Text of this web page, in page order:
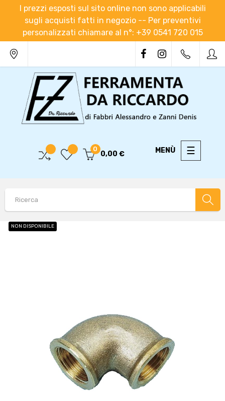
I prezzi esposti sul sito online non sono applicabili
sugli acquisti fatti in negozio -- Per preventivi
personalizzati chiamare al n°: +39 0541 720 015
Toggle
☰
0
0,00 €
NON DISPONIBILE